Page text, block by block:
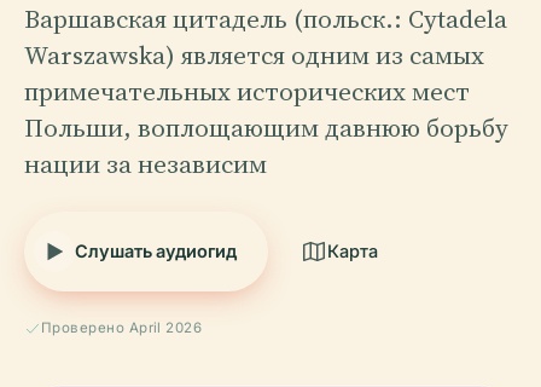
Варшавская цитадель (польск.: Cytadela
Warszawska) является одним из самых
примечательных исторических мест
Польши, воплощающим давнюю борьбу
нации за независим
Слушать аудиогид Карта
Проверено April 2026